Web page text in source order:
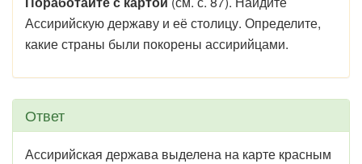
Ассирийскую державу и её столицу. Определите,
какие страны были покорены ассирийцами.
Ответ
Ассирийская держава выделена на карте красным